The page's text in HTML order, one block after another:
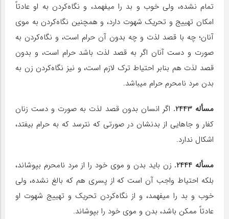
تمام نشده، ولی خوب و بد را می‎فهمد، و نگاه‌کردن به او عادتاً
امکان تهییج و تحریک شهوت دارد، و همچنین نگاه‌کردن به موی
آنان؛ چه با قصد لذت و چه بدون آن حرام است، و نگاه‌کردن به
صورت و دست آنان اگر به قصد لذت باشد حرام است، و بدون
قصد لذت هم بنابر احتیاط ترک لازم است، و نیز نگاه‌کردن زن به
بدن مرد نامحرم حرام می‎باشد.
مسأله 2443.
اگر انسان بدون قصد لذت به صورت و دست زنان
کفار و جاهایی از بدنشان در صورتی که نترسد که به حرام بیفتد،
اشکال ندارد.
مسأله 2444.
زن باید بدن و موی خود را از مرد نامحرم بپوشاند،
بلکه احتیاط واجب آن است که از پسری هم که بالغ نشده، ولی
خوب و بد را می‎فهمد، و از نگاه‌کردن تحریک و تهییج شهوت او
عادتاً ممکن باشد، بدن و موی خود را بپوشاند.